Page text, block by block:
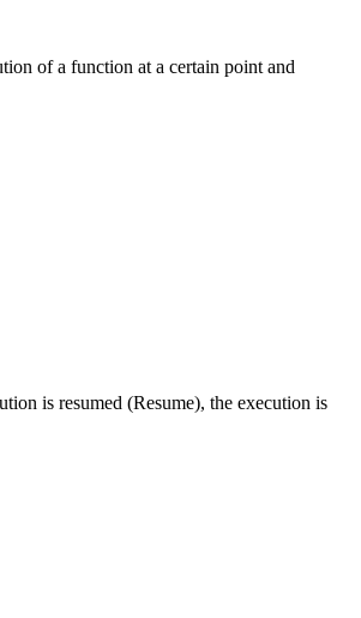
of a function at a certain point and
is resumed (Resume), the execution is